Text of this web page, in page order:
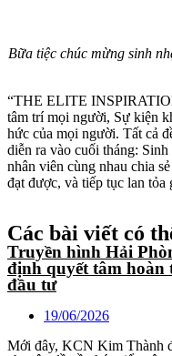
Bữa tiệc chúc mừng sinh
“THE ELITE
tâm trí mọi người, Sự kiện
hức của mọi người. Tất cả
diễn ra vào cuối tháng:
nhân viên cùng nhau chia
đạt được, và tiếp tục lan
Các bài viết có
Truyền hình Hải
định quyết tâm hoàn
đầu tư
19/06/2026
Mới đây, KCN Kim Thành